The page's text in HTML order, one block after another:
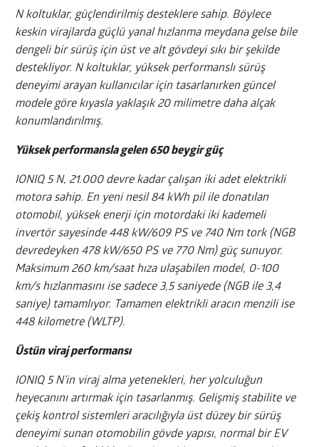
N koltuklar, güçlendirilmiş desteklere sahip. Böylece
keskin virajlarda güçlü yanal hızlanma meydana gelse bile
dengeli bir sürüş için üst ve alt gövdeyi sıkı bir şekilde
destekliyor. N koltuklar, yüksek performanslı sürüş
deneyimi arayan kullanıcılar için tasarlanırken güncel
modele göre kıyasla yaklaşık 20 milimetre daha alçak
konumlandırılmış.
Yüksek performansla gelen 650 beygir güç
IONIQ 5 N, 21.000 devre kadar çalışan iki adet elektrikli
motora sahip. En yeni nesil 84 kWh pil ile donatılan
otomobil, yüksek enerji için motordaki iki kademeli
invertör sayesinde 448 kW/609 PS ve 740 Nm tork (NGB
devredeyken 478 kW/650 PS ve 770 Nm) güç sunuyor.
Maksimum 260 km/saat hıza ulaşabilen model, 0-100
km/s hızlanmasını ise sadece 3,5 saniyede (NGB ile 3,4
saniye) tamamlıyor. Tamamen elektrikli aracın menzili ise
448 kilometre (WLTP).
Üstün viraj performansı
IONIQ 5 N’in viraj alma yetenekleri, her yolculuğun
heyecanını artırmak için tasarlanmış. Gelişmiş stabilite ve
çekiş kontrol sistemleri aracılığıyla üst düzey bir sürüş
deneyimi sunan otomobilin gövde yapısı, normal bir EV